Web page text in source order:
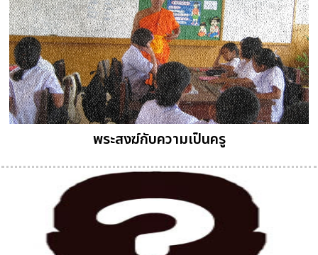
พระสงฆ์กับความเป็นครู